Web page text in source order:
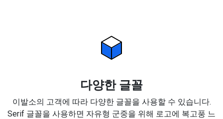
다양한 글꼴
이발소의 고객에 따라 다양한 글꼴을 사용할 수 있습니다.
Serif 글꼴을 사용하면 자유형 군중을 위해 로고에 복고풍 느